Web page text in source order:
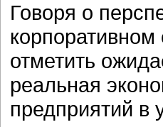
Говоря о
корпоративном
отметить
реальная
предприятий в